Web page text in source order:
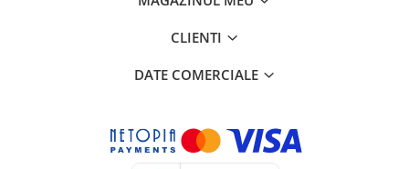
Aparate Foto & Accesorii
Camere video si sport
Drone si Accesorii
CLIENTI
DATE COMERCIALE